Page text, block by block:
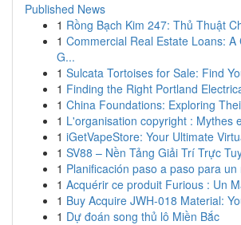
Published News
1 Rồng Bạch Kim 247: Thủ Thuật
1 Commercial Real Estate Loans:
G...
1 Sulcata Tortoises for Sale: Find
1 Finding the Right Portland
1 China Foundations: Exploring
1 L'organisation copyright : Mythes
1 iGetVapeStore: Your Ultimate
1 SV88 – Nền Tảng Giải Trí Trực
1 Planificación paso a paso para
1 Acquérir ce produit Furious : Un
1 Buy Acquire JWH-018 Material:
1 Dự đoán song thủ lô Miền Bắc